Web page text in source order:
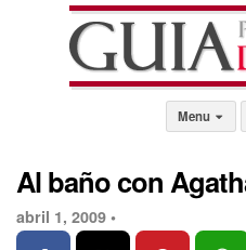
Menu
Al baño con
abril 1, 2009 •